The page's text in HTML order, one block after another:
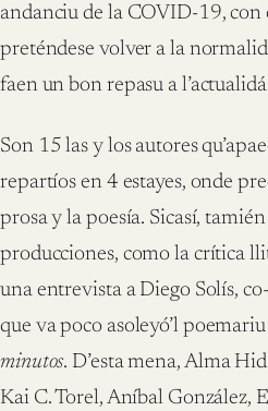
andanciu de la COVID-19, con
preténdese volver a la
faen un bon repasu a
Son 15 las y los autores
repartíos en 4 estayes, onde
prosa y la poesía. Sicasí,
producciones, como la crítica
una entrevista a Diego Solís,
que va poco asoleyó’l
minutos. D’esta mena, Alma
Kai C. Torel, Aníbal González,